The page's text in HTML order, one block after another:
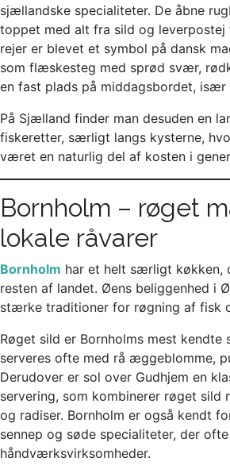
sjællandske specialiteter. De åbne
toppet med alt fra sild og
rejer er blevet et symbol på dansk
som flæskesteg med sprød svær,
en fast plads på middagsbordet, især
På Sjælland finder man desuden en
fiskeretter, særligt langs kysterne,
været en naturlig del af kosten i
Bornholm – røget
lokale råvarer
Bornholm har et helt særligt køkken,
resten af landet. Øens beliggenhed i
stærke traditioner for røgning af fisk
Røget sild er Bornholms mest kendte
serveres ofte med rå æggeblomme,
Derudover er sol over Gudhjem en
servering, som kombinerer røget sild
og radiser. Bornholm er også kendt
sennep og søde specialiteter, der
håndværksvirksomheder.